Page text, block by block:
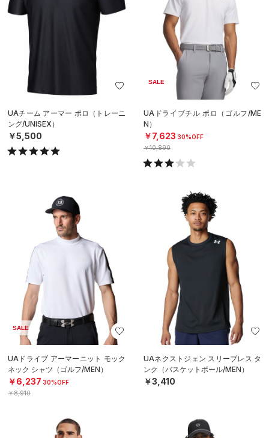
UAチーム アーマー ポロ（トレーニ
ング/UNISEX）
￥5,500
SALE
UAドライブチル ポロ（ゴルフ/ME
N）
￥7,623 30%OFF
￥10,890
SALE
UAドライブ アーマーニット モック
ネック シャツ（ゴルフ/MEN）
￥6,237 30%OFF
￥8,910
UAネクストジェン スリーブレス タ
ンク（バスケットボール/MEN）
￥3,410